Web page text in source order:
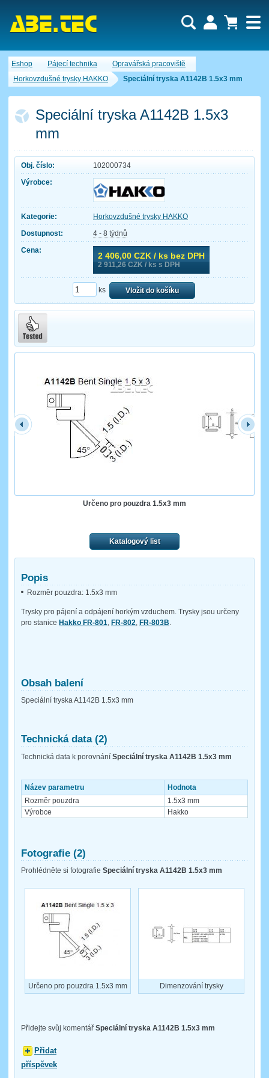
Eshop Pájecí technika
Opravářská pracoviště
Horkovzdušné trysky HAKKO
Speciální tryska A1142B 1.5x3 mm
Speciální tryska A1142B 1.5x3
mm
Obj. číslo:
102000734
Výrobce:
Kategorie:
Horkovzdušné trysky HAKKO
Dostupnost:
4 - 8 týdnů
Cena:
2 406,00 CZK / ks bez DPH
2 911,26 CZK / ks s DPH
ks Vložit do košíku
Určeno pro pouzdra 1.5x3 mm
Katalogový list
Popis
Rozměr pouzdra: 1.5x3 mm
Trysky pro pájení a odpájení horkým vzduchem. Trysky jsou určeny
pro stanice Hakko FR-801 FR-802 FR-803B
Obsah balení
Speciální tryska A1142B 1.5x3 mm
Technická data (2)
Technická data k porovnání Speciální tryska A1142B 1.5x3 mm
Název parametru
Hodnota
Rozměr pouzdra
1.5x3 mm
Výrobce
Hakko
Fotografie (2)
Prohlédněte si fotografie Speciální tryska A1142B 1.5x3 mm
Určeno pro pouzdra 1.5x3 mm Dimenzování trysky
Přidejte svůj komentář Speciální tryska A1142B 1.5x3 mm
Přidat
příspěvek
Nákupní košík je momentálně prázdný.
Obsah košíku
Počet produktů:0
Cena celkem:0,00 CZK
Uživatel:
Heslo:
Zapomenuté heslo Nová registrace